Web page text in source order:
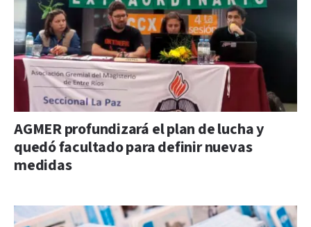
AGMER profundizará el plan de lucha y
quedó facultado para definir nuevas
medidas